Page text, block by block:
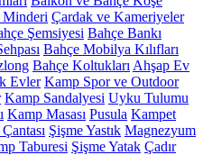
Minderi Çardak ve Kameriyeler
Şemsiyesi Bahçe Bankı
Bahçe Mobilya Kılıfları
Bahçe Koltukları Ahşap Ev
Evler Kamp Spor ve Outdoor
Kamp Sandalyesi Uyku Tulumu
Kamp Masası Pusula Kampet
Şişme Yastık Magnezyum
Taburesi Şişme Yatak Çadır